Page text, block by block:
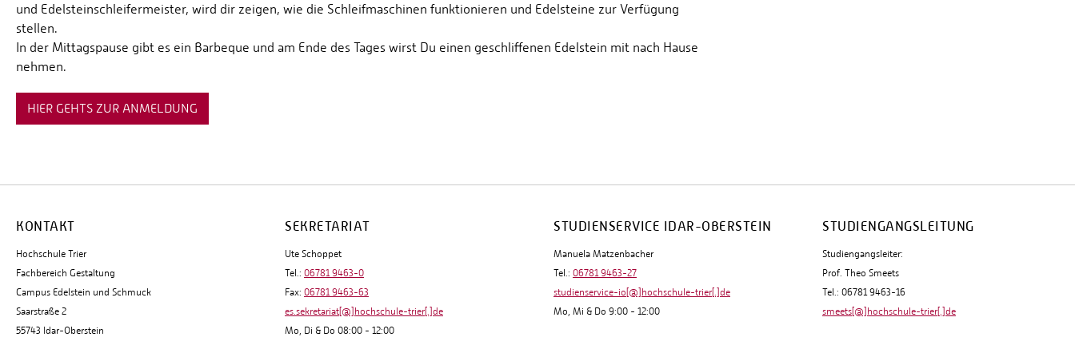
und Edelsteinschleifermeister, wird dir zeigen, wie die Schleifmaschinen funktionieren und Edelsteine zur Verfügung
stellen.
In der Mittagspause gibt es ein Barbeque und am Ende des Tages wirst Du einen geschliffenen Edelstein mit nach Hause
nehmen.
HIER GEHTS ZUR ANMELDUNG
KONTAKT
Hochschule Trier
Fachbereich Gestaltung
Campus Edelstein und Schmuck
Saarstraße 2
55743 Idar-Oberstein
SEKRETARIAT
Ute Schoppet
Tel.: 06781 9463-0
Fax: 06781 9463-63
es.sekretariat[@]hochschule-trier[.]de
Mo, Di & Do 08:00 - 12:00
STUDIENSERVICE IDAR-OBERSTEIN
Manuela Matzenbacher
Tel.: 06781 9463-27
studienservice-io[@]hochschule-trier[.]de
Mo, Mi & Do 9:00 - 12:00
STUDIENGANGSLEITUNG
Studiengangsleiter:
Prof. Theo Smeets
Tel.: 06781 9463-16
smeets[@]hochschule-trier[.]de